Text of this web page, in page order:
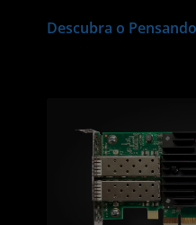
Descubra o Pensando